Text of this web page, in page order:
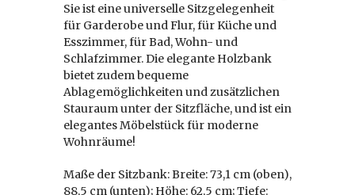
Sie ist eine universelle Sitzgelegenheit
für Garderobe und Flur, für Küche und
Esszimmer, für Bad, Wohn- und
Schlafzimmer. Die elegante Holzbank
bietet zudem bequeme
Ablagemöglichkeiten und zusätzlichen
Stauraum unter der Sitzfläche, und ist ein
elegantes Möbelstück für moderne
Wohnräume!
Maße der Sitzbank: Breite: 73,1 cm (oben),
88,5 cm (unten); Höhe: 62,5 cm; Tiefe: